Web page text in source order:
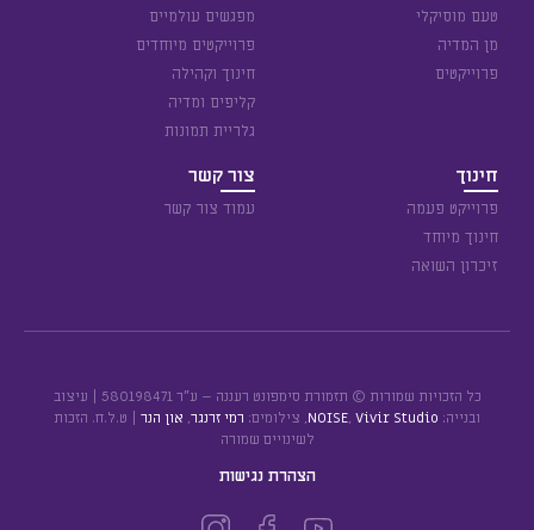
טעם מוסיקלי
מן המדיה
פרוייקטים
מפגשים עולמיים
פרוייקטים מיוחדים
חינוך וקהילה
קליפים ומדיה
גלריית תמונות
חינוך
פרוייקט פעמה
חינוך מיוחד
זיכרון השואה
צור קשר
עמוד צור קשר
כל הזכויות שמורות © תזמורת סימפונט רעננה – ע״ר 580198471 | עיצוב
ובנייה:
NOISE, Vivir Studio , צילומים: רמי זרנגר, און הנר | ט.ל.ח. הזכות
לשינויים שמורה
הצהרת נגישות